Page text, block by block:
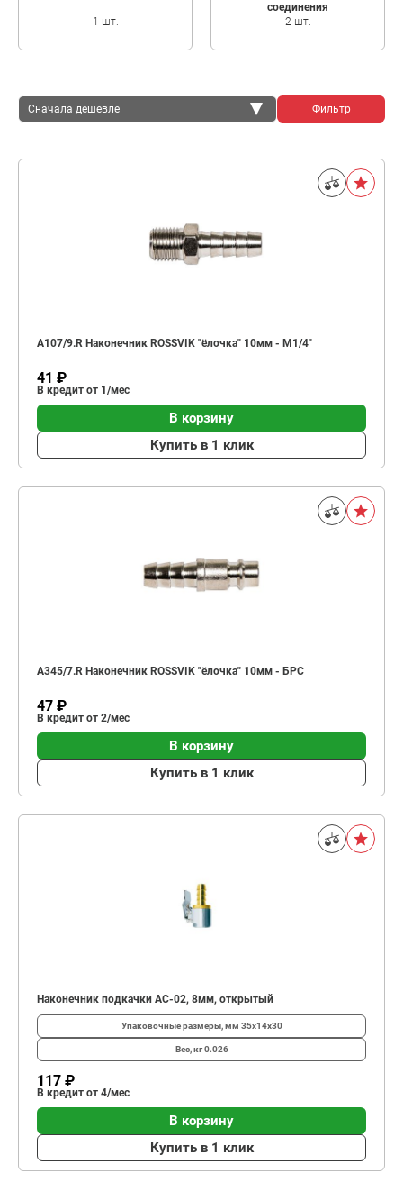
1 шт.
соединения
2 шт.
Сначала дешевле Фильтр
A107/9.R Наконечник ROSSVIK "ёлочка" 10мм - М1/4"
41 ₽
В кредит от 1/мес
В корзину
Купить в 1 клик
A345/7.R Наконечник ROSSVIK "ёлочка" 10мм - БРС
47 ₽
В кредит от 2/мес
В корзину
Купить в 1 клик
Наконечник подкачки AC-02, 8мм, открытый
Упаковочные размеры, мм 35х14х30
Вес, кг0.026
117 ₽
В кредит от 4/мес
В корзину
Купить в 1 клик